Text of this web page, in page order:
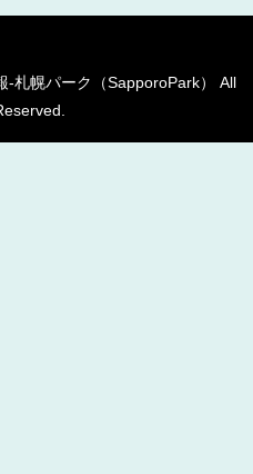
札幌パーク（SapporoPark） All